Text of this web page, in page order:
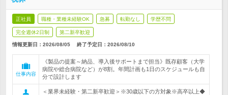
正社員 職種・業種未経験OK 急募 転勤なし 学歴不問
完全週休2日制 第二新卒歓迎
情報更新日：2026/08/05 終了予定日： 2026/08/10
仕事内容
《製品の提案～納品、導入後サポートまで担当》既存顧客（大学
病院や総合病院など）が8割。年間計画も1日のスケジュールも自
分で設計します
＜業界未経験・第二新卒歓迎＞※30歳以下の方対象※高卒以上◆